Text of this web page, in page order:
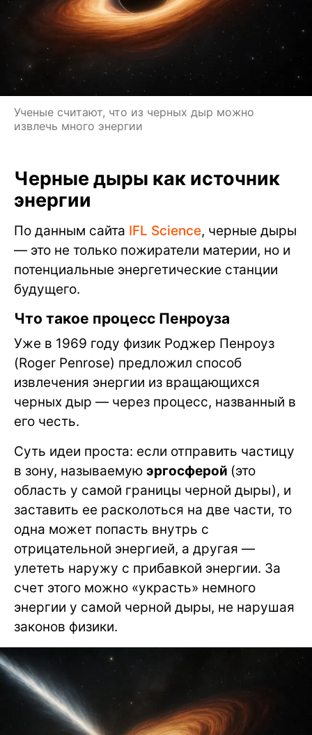
Ученые считают, что из черных дыр можно
извлечь много энергии
Черные дыры как источник
энергии
По данным сайта IFL Science, черные дыры
— это не только пожиратели материи, но и
потенциальные энергетические станции
будущего.
Что такое процесс Пенроуза
Уже в 1969 году физик Роджер Пенроуз
(Roger Penrose) предложил способ
извлечения энергии из вращающихся
черных дыр — через процесс, названный в
его честь.
Суть идеи проста: если отправить частицу
в зону, называемую эргосферой (это
область у самой границы черной дыры), и
заставить ее расколоться на две части, то
одна может попасть внутрь с
отрицательной энергией, а другая —
улететь наружу с прибавкой энергии. За
счет этого можно «украсть» немного
энергии у самой черной дыры, не нарушая
законов физики.